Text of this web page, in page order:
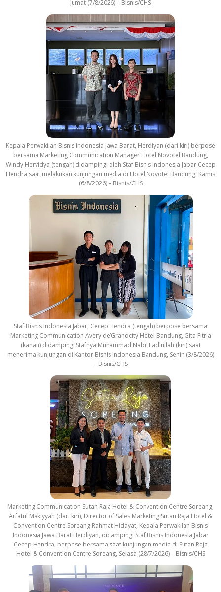
Jumat (7/8/2026) – Bisnis/CHS
Kepala Perwakilan Bisnis Indonesia Jawa Barat, Herdiyan (dari kiri) berpose
bersama Marketing Communication Manager Hotel Novotel Bandung,
Windy Hervidya (tengah) didampingi oleh Staf Bisnis Indonesia Jabar Cecep
Hendra saat melakukan kunjungan media di Hotel Novotel Bandung, Kamis
(6/8/2026) – Bisnis/CHS
Staf Bisnis Indonesia Jabar, Cecep Hendra (tengah) berpose bersama
Marketing Communication Avery de’Grandcity Hotel Bandung, Gita Fitria
(kanan) didampingi Stafnya Muhammad Nabil Fadlullah (kiri) saat
menerima kunjungan di Kantor Bisnis Indonesia Bandung, Senin (3/8/2026)
– Bisnis/CHS
Marketing Communication Sutan Raja Hotel & Convention Centre Soreang,
Arfatul Makiyyah (dari kiri), Director of Sales Marketing Sutan Raja Hotel &
Convention Centre Soreang Rahmat Hidayat, Kepala Perwakilan Bisnis
Indonesia Jawa Barat Herdiyan, didampingi Staf Bisnis Indonesia Jabar
Cecep Hendra, berpose bersama saat kunjungan media di Sutan Raja
Hotel & Convention Centre Soreang, Selasa (28/7/2026) – Bisnis/CHS